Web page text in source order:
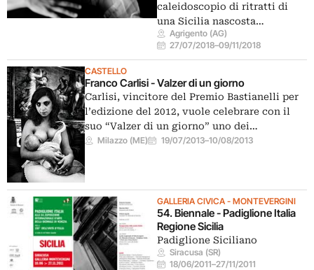
caleidoscopio di ritratti di
una Sicilia nascosta…
Agrigento (AG)
27/07/2018–09/11/2018
CASTELLO
Franco Carlisi - Valzer di un giorno
Carlisi, vincitore del Premio Bastianelli per
l’edizione del 2012, vuole celebrare con il
suo “Valzer di un giorno” uno dei…
Milazzo (ME) 19/07/2013–10/08/2013
GALLERIA CIVICA - MONTEVERGINI
54. Biennale - Padiglione Italia
Regione Sicilia
Padiglione Siciliano
Siracusa (SR)
18/06/2011–27/11/2011